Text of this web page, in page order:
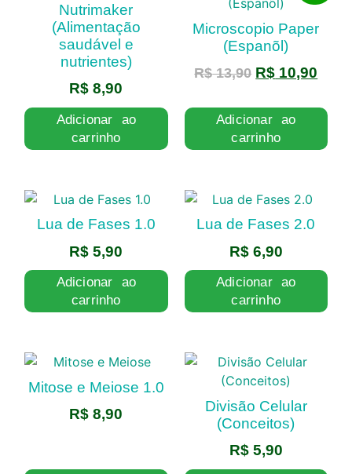
Nutrimaker
(Alimentação
saudável e
nutrientes)
R$ 8,90
Adicionar ao
carrinho
Microscopio Paper
(Espanõl)
R$13,90 R$ 10,90
Adicionar ao
carrinho
Lua de Fases 1.0
R$ 5,90
Adicionar ao
carrinho
Lua de Fases 2.0
R$6,90
Adicionar ao
carrinho
Mitose e Meiose 1.0
R$ 8,90
Divisão Celular
(Conceitos)
R$5,90